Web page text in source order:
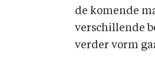
de komende
verschillende
verder vorm